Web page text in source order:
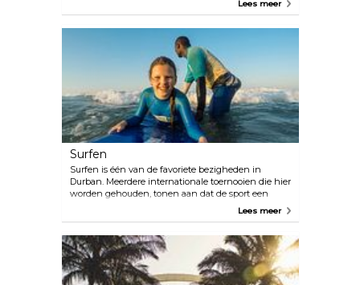
stranden van Umhlanga in het noorden staan
bekend als schoner en minder druk.
Lees meer
Surfen
Surfen is één van de favoriete bezigheden in
Durban. Meerdere internationale toernooien die hier
worden gehouden, tonen aan dat de sport een
essentiële rol speelt in de lokale cultuur. Leer surfen
op uShaka Beach of ga rechtstreeks naar New Pier
Beach en Oasis Beach zijn hotspots voor
bodyboarden.
Lees meer